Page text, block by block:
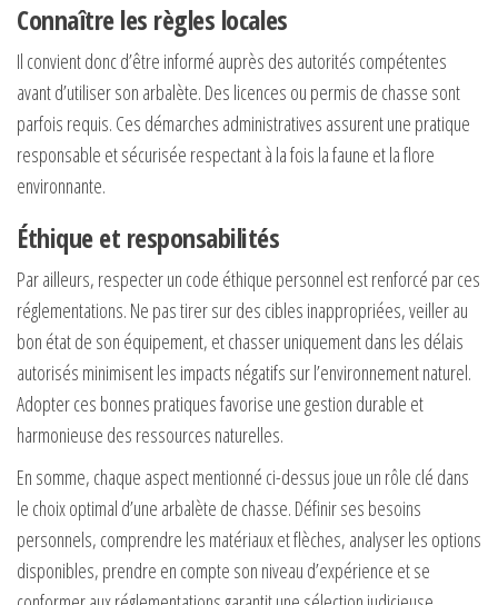
Connaître les règles locales
Il convient donc d’être informé auprès des autorités compétentes
avant d’utiliser son arbalète. Des licences ou permis de chasse sont
parfois requis. Ces démarches administratives assurent une pratique
responsable et sécurisée respectant à la fois la faune et la flore
environnante.
Éthique et responsabilités
Par ailleurs, respecter un code éthique personnel est renforcé par ces
réglementations. Ne pas tirer sur des cibles inappropriées, veiller au
bon état de son équipement, et chasser uniquement dans les délais
autorisés minimisent les impacts négatifs sur l’environnement naturel.
Adopter ces bonnes pratiques favorise une gestion durable et
harmonieuse des ressources naturelles.
En somme, chaque aspect mentionné ci-dessus joue un rôle clé dans
le choix optimal d’une arbalète de chasse. Définir ses besoins
personnels, comprendre les matériaux et flèches, analyser les options
disponibles, prendre en compte son niveau d’expérience et se